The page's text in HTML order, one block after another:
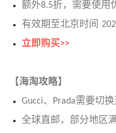
额外8.5折，需要使用
有效期至北京时间
立即购买>>
【海淘攻略】
Gucci、Prada需要切
全球直邮，部分地区